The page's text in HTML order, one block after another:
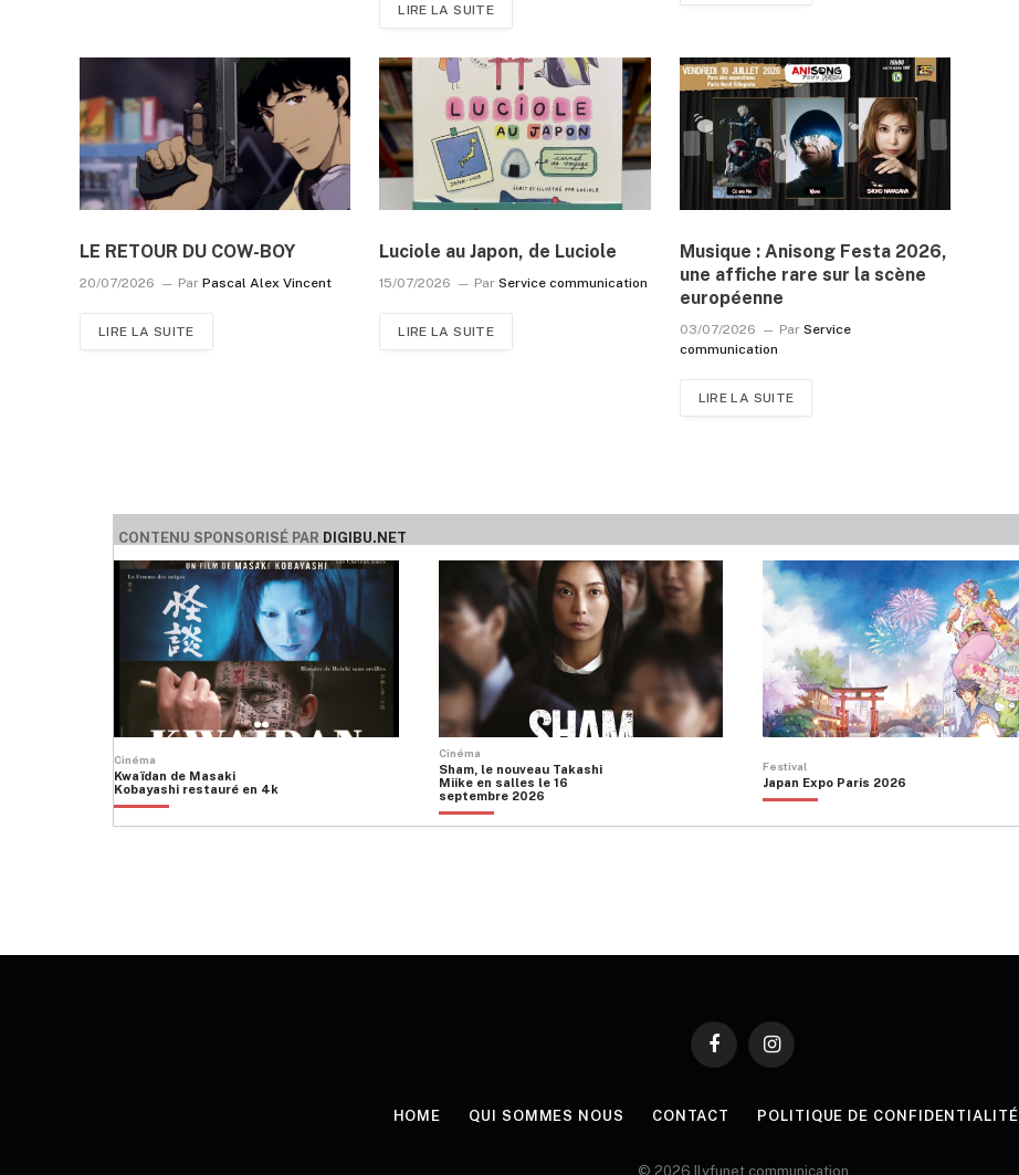
LIRE LA SUITE
LE RETOUR DU COW-BOY
20/07/2026 Par Pascal Alex Vincent
LIRE LA SUITE
Luciole au Japon, de Luciole
15/07/2026 Par Service communication
LIRE LA SUITE
Musique : Anisong Festa 2026,
une affiche rare sur la scène
européenne
03/07/2026 Par Service
communication
LIRE LA SUITE
CONTENU SPONSORISÉ PAR DIGIBU.NET
Cinéma
Kwaïdan de Masaki
Kobayashi restauré en 4k
Cinéma
Sham, le nouveau Takashi
Miike en salles le 16
septembre 2026
Festival
Japan Expo Paris 2026
FacebookInstagram
HOME QUI SOMMES NOUS CONTACT POLITIQUE DE CONFIDENTIALITÉ
© 2026 Ilyfunet communication